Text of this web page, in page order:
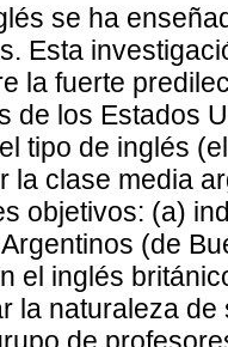
se ha
Esta
la fuerte
de los Estados
tipo de inglés
la clase media
objetivos: (a)
(de
el inglés
la naturaleza